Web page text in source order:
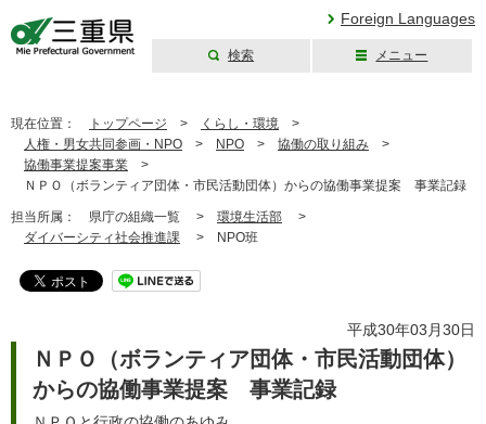
Foreign Languages
検索 メニュー
現在位置： トップページ > くらし・環境 >
人権・男女共同参画・NPO > NPO > 協働の取り組み >
協働事業提案事業 >
ＮＰＯ（ボランティア団体・市民活動団体）からの協働事業提案 事業記録
担当所属： 県庁の組織一覧 > 環境生活部 >
ダイバーシティ社会推進課 > NPO班
平成30年03月30日
ＮＰＯ（ボランティア団体・市民活動団体）
からの協働事業提案 事業記録